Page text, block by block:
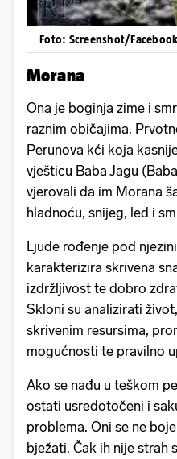
Foto: Screenshot/
Morana
Ona je boginja zime i
raznim običajima.
Perunova kći koja
vješticu Baba Jagu
vjerovali da im Morana
hladnoću, snijeg, led i
Ljude rođenje pod
karakterizira skrivena
izdržljivost te dobro
Skloni su analizirati
skrivenim resursima,
mogućnosti te pravilno
Ako se nađu u teškom
ostati usredotočeni i
problema. Oni se ne
bježati. Čak ih nije strah